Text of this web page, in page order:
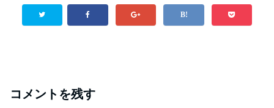
コメントを残す